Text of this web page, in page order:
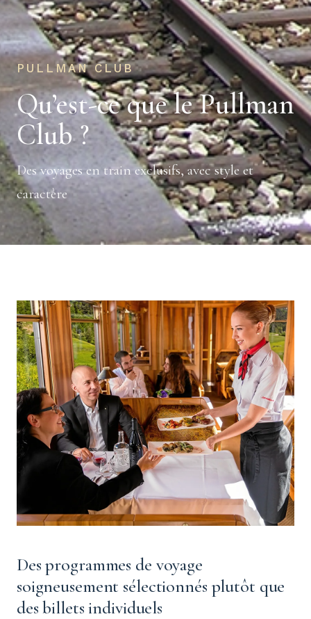
PULLMAN CLUB
Qu’est-ce que le Pullman
Club ?
Des voyages en train exclusifs, avec style et
caractère
Des programmes de voyage
soigneusement sélectionnés plutôt que
des billets individuels